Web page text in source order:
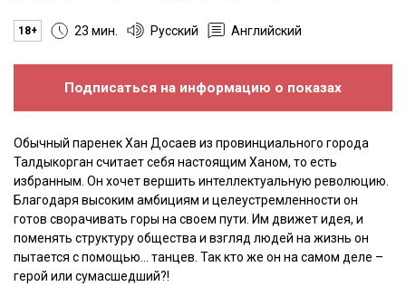
18+ 23 мин. Русский Английский
Подписаться на информацию о показах
Обычный паренек Хан Досаев из провинциального города
Талдыкорган считает себя настоящим Ханом, то есть
избранным. Он хочет вершить интеллектуальную революцию.
Благодаря высоким амбициям и целеустремленности он
готов сворачивать горы на своем пути. Им движет идея, и
поменять структуру общества и взгляд людей на жизнь он
пытается с помощью… танцев. Так кто же он на самом деле –
герой или сумасшедший?!